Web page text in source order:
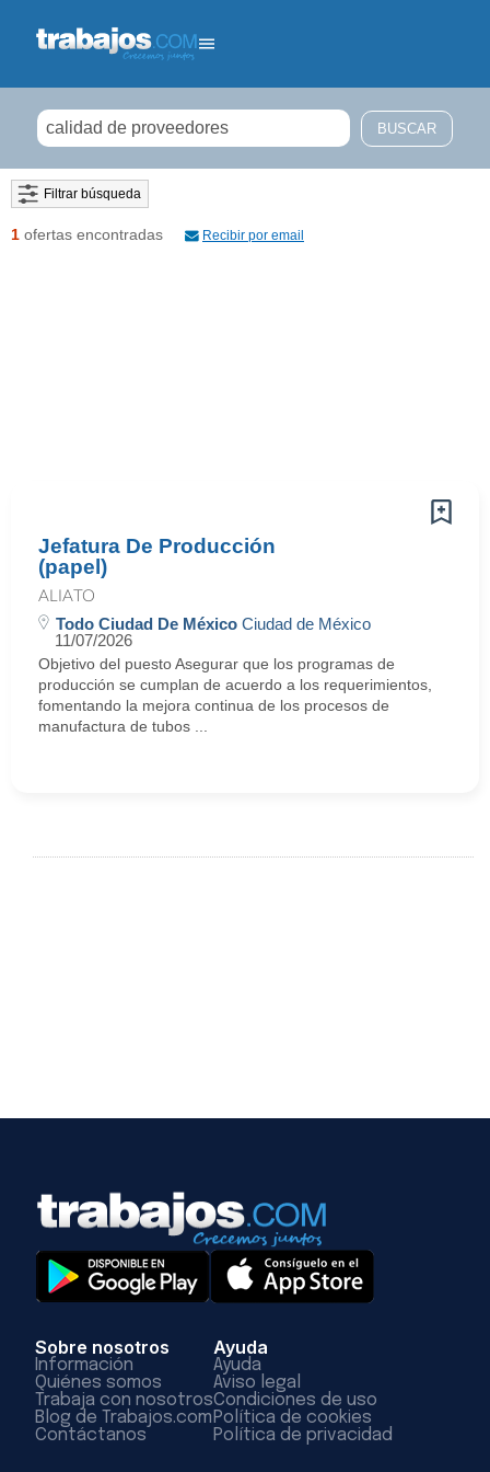
Filtrar búsqueda
1 ofertas encontradas Recibir por email
Jefatura De Producción
(papel)
ALIATO
Todo Ciudad De México Ciudad de México
11/07/2026
Objetivo del puesto Asegurar que los programas de
producción se cumplan de acuerdo a los requerimientos,
fomentando la mejora continua de los procesos de
manufactura de tubos ...
Sobre nosotros
Información
Quiénes somos
Trabaja con nosotros
Blog de Trabajos.com
Contáctanos
Ayuda
Ayuda
Aviso legal
Condiciones de uso
Política de cookies
Política de privacidad